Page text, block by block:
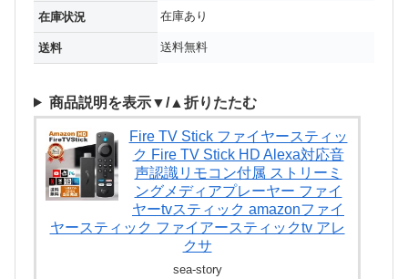
在庫状況 在庫あり
送料 送料無料
商品説明を表示▼/▲折りたたむ
Fire TV Stick ファイヤースティッ
ク Fire TV Stick HD Alexa対応音
声認識リモコン付属 ストリーミ
ングメディアプレーヤー ファイ
ヤーtvスティック amazonファイ
ヤースティック ファイアースティックtv アレ
クサ
sea-story